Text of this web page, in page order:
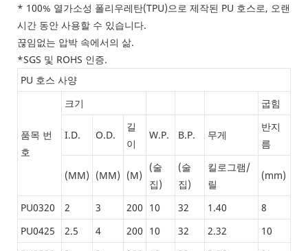
* 100% 열가소성 폴리우레탄(TPU)으로 제작된 PU 호스로, 오랜
시간 동안 사용할 수 있습니다.
끊임없는 압박 속에서의 삶.
*SGS 및 ROHS 인증.
PU 호스 사양
품목 번
호
크기 굽힘
I.D. O.D.
길
이
W.P. B.P. 무게
반지
름
(MM) (MM) (M)
(술
집)
(술
집)
킬로그램/
릴
(mm)
PU0320 2 3 200 10 32 1.40
8
PU0425
2.5 4 200 10 32 2.32
10